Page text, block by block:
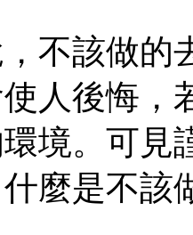
該做的
人後悔，
境。可見
麼是不該